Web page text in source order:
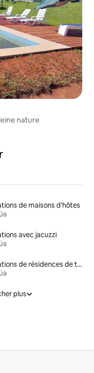
nature
de maisons d'hôtes
avec jacuzzi
Locations de résidences de tourisme
plus